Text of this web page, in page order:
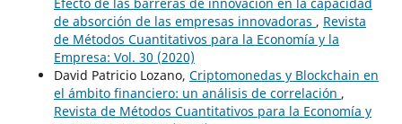
Efecto de las barreras de innovación en la capacidad
de absorción de las empresas innovadoras , Revista
de Métodos Cuantitativos para la Economía y la
Empresa: Vol. 30 (2020)
David Patricio Lozano, Criptomonedas y Blockchain en
el ámbito financiero: un análisis de correlación ,
Revista de Métodos Cuantitativos para la Economía y